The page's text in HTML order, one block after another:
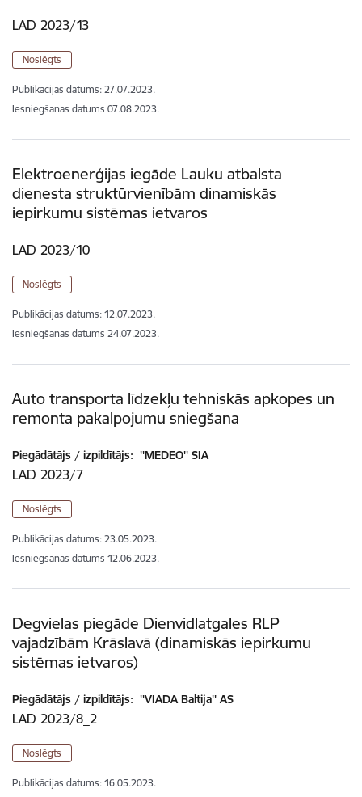
LAD 2023/13
Noslēgts
Publikācijas datums: 27.07.2023.
Iesniegšanas datums 07.08.2023.
Elektroenerģijas iegāde Lauku atbalsta
dienesta struktūrvienībām dinamiskās
iepirkumu sistēmas ietvaros
LAD 2023/10
Noslēgts
Publikācijas datums: 12.07.2023.
Iesniegšanas datums 24.07.2023.
Auto transporta līdzekļu tehniskās apkopes un
remonta pakalpojumu sniegšana
Piegādātājs / izpildītājs: ''MEDEO'' SIA
LAD 2023/7
Noslēgts
Publikācijas datums: 23.05.2023.
Iesniegšanas datums 12.06.2023.
Degvielas piegāde Dienvidlatgales RLP
vajadzībām Krāslavā (dinamiskās iepirkumu
sistēmas ietvaros)
Piegādātājs / izpildītājs: ''VIADA Baltija'' AS
LAD 2023/8_2
Noslēgts
Publikācijas datums: 16.05.2023.